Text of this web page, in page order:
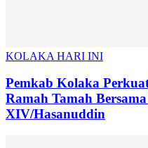
KOLAKA HARI INI
Pemkab Kolaka
Ramah Tamah
XIV/Hasanuddin